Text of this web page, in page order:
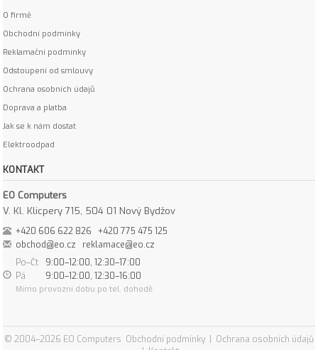
O firmě
Obchodní podmínky
Reklamační podmínky
Odstoupení od smlouvy
Ochrana osobních údajů
Doprava a platba
Jak se k nám dostat
Elektroodpad
KONTAKT
EO Computers
V. Kl. Klicpery 715, 504 01 Nový Bydžov
+420 606 622 826
+420 775 475 125
obchod@eo.cz
reklamace@eo.cz
Po–Čt
9:00–12:00, 12:30–17:00
Pá
9:00–12:00, 12:30–16:00
Mimo provozní dobu po tel. dohodě
© 2004–2026 EO Computers Obchodní podmínky
Ochrana osobních údajů